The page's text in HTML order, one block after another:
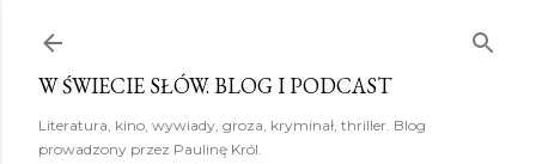
W ŚWIECIE SŁÓW. BLOG I PODCAST
Literatura, kino, wywiady, groza, kryminał, thriller. Blog
prowadzony przez Paulinę Król.